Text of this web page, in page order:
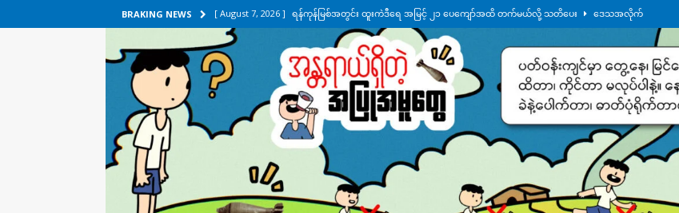
BRAKING NEWS [ August 7, 2026 ] ရန်ကုန်မြစ်အတွင်း ထူးကဲဒီရေ အ​မြင့် ၂၁ ပေကျော်အထိ တက်မယ်လို့ သတိပေး ဒေသအလိုက်
သတင်းကဏ္ဍ
[ August 7, 2026 ] လွှတ်တော်ကို ရောက်လာတဲ့ ဦးမင်အောင်လှိုင်ကို ထိုင်းလွှတ်တော်အမတ် အော်ဟစ်ဆန္ဒပြ
UNCATEGORIZED
[ August 6, 2026 ] တာကျိုးပြီး ခုနှစ်ရက်မြောက်နေ့မှာ ငသိုင်းချောင်းမြို့ကို ရေစတင်ရောက်ရှိ ဒေသအလိုက် သတင်း
[ August 6, 2026 ] လေးမျက်နှာမှာ ရေဘေးကူနေတဲ့ ငသိုင်းချောင်းဒေသခံ လူငယ်တဦး ရေစီးနဲ့မျောပါသေဆုံး
အလိုက် သတင်းကဏ္ဍ